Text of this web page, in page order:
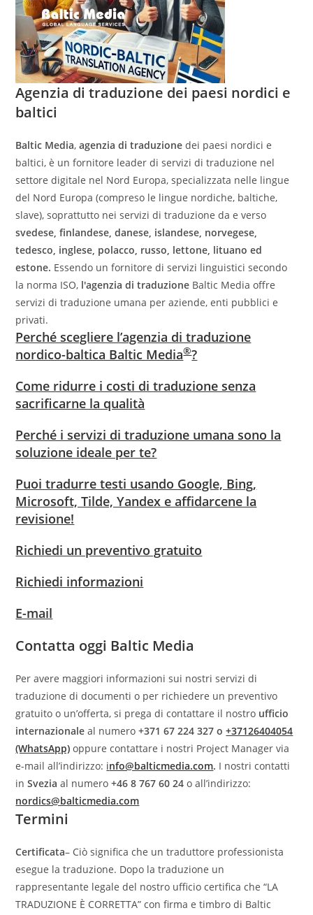
Agenzia di traduzione dei paesi nordici e
baltici
Baltic Media,agenzia di traduzionedei paesi nordici e
baltici, è un fornitore leader di servizi di traduzione nel
settore digitale nel Nord Europa, specializzata nelle lingue
del Nord Europa (compreso le lingue nordiche, baltiche,
slave), soprattutto nei servizi di traduzione da e verso
svedese, finlandese, danese, islandese, norvegese,
tedesco, inglese, polacco, russo, lettone, lituano ed
estone. Essendo un fornitore di servizi linguistici secondo
la norma ISO, l'agenzia di traduzione Baltic Media offre
servizi di traduzione umana per aziende, enti pubblici e
privati.
Perché scegliere l’agenzia di traduzione
nordico-baltica Baltic Media®?
Come ridurre i costi di traduzione senza
sacrificarne la qualità
Perché i servizi di traduzione umana sono la
soluzione ideale per te?
Puoi tradurre testi usando Google, Bing,
Microsoft, Tilde, Yandex e affidarcene la
revisione!
Richiedi un preventivo gratuito
Richiedi informazioni
E-mail
Contatta oggi Baltic Media
Per avere maggiori informazioni sui nostri servizi di
traduzione di documenti o per richiedere un preventivo
gratuito o un’offerta, si prega di contattare il nostro ufficio
internazionaleal numero+371 67 224 327 o+37126404054
(WhatsApp) oppure contattare i nostri Project Manager via
e-mail all’indirizzo: info@balticmedia.com. I nostri contatti
inSvezia al numero+46 8 767 60 24 o all’indirizzo:
nordics@balticmedia.com
Termini
Certificata– Ciò significa che un traduttore professionista
esegue la traduzione. Dopo la traduzione un
rappresentante legale del nostro ufficio certifica che “LA
TRADUZIONE È CORRETTA” con firma e timbro di Baltic